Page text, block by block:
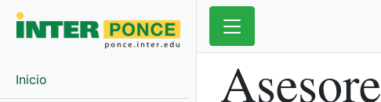
Inicio